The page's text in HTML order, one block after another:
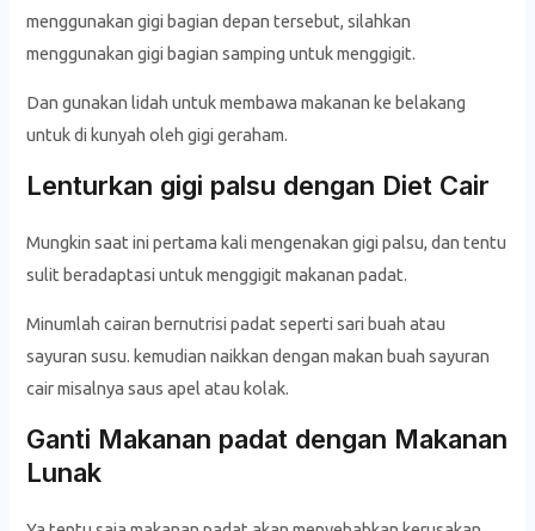
menggunakan gigi bagian depan tersebut, silahkan
menggunakan gigi bagian samping untuk menggigit.
Dan gunakan lidah untuk membawa makanan ke belakang
untuk di kunyah oleh gigi geraham.
Lenturkan gigi palsu dengan Diet Cair
Mungkin saat ini pertama kali mengenakan gigi palsu, dan tentu
sulit beradaptasi untuk menggigit makanan padat.
Minumlah cairan bernutrisi padat seperti sari buah atau
sayuran susu. kemudian naikkan dengan makan buah sayuran
cair misalnya saus apel atau kolak.
Ganti Makanan padat dengan Makanan
Lunak